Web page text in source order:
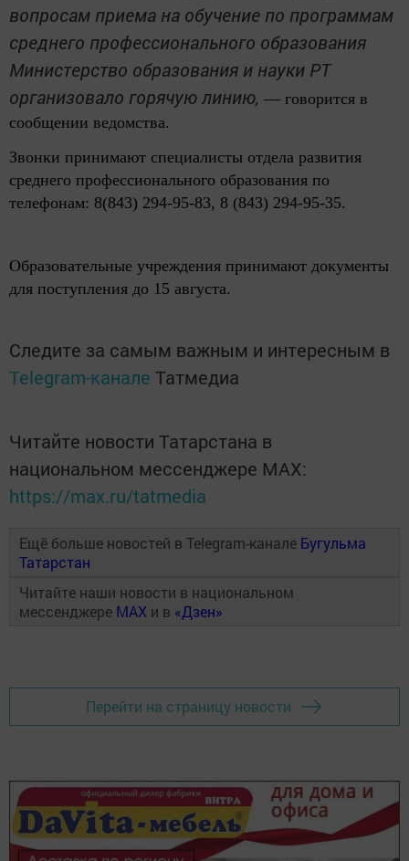
вопросам приема на обучение по программам
среднего профессионального образования
Министерство образования и науки РТ
организовало горячую линию, — говорится в
сообщении ведомства.
Звонки принимают специалисты отдела развития
среднего профессионального образования по
телефонам: 8(843) 294-95-83, 8 (843) 294-95-35.
Образовательные учреждения принимают документы
для поступления до 15 августа.
Следите за самым важным и интересным в
Telegram-канале Татмедиа
Читайте новости Татарстана в
национальном мессенджере MАХ:
https://max.ru/tatmedia
Ещё больше новостей в Telegram-канале Бугульма
Татарстан
Читайте наши новости в национальном
мессенджере MAX и в «Дзен»
Перейти на страницу новости